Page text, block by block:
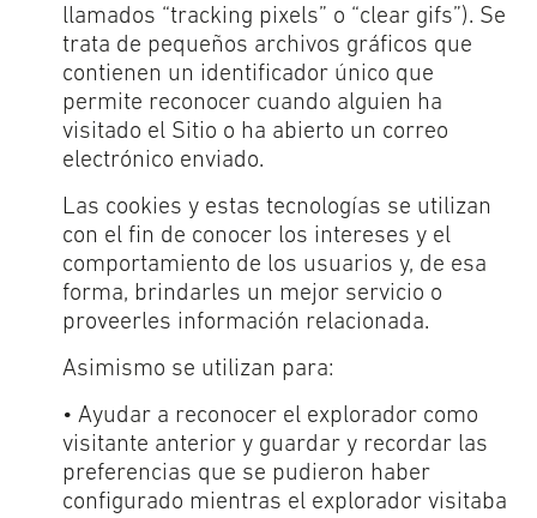
llamados “tracking pixels” o “clear gifs”). Se
trata de pequeños archivos gráficos que
contienen un identificador único que
permite reconocer cuando alguien ha
visitado el Sitio o ha abierto un correo
electrónico enviado.
Las cookies y estas tecnologías se utilizan
con el fin de conocer los intereses y el
comportamiento de los usuarios y, de esa
forma, brindarles un mejor servicio o
proveerles información relacionada.
Asimismo se utilizan para:
• Ayudar a reconocer el explorador como
visitante anterior y guardar y recordar las
preferencias que se pudieron haber
configurado mientras el explorador visitaba